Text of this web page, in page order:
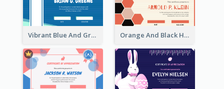
Vibrant Blue And Green Badge Certificate Orange And Black Hexagon Pattern Certificate